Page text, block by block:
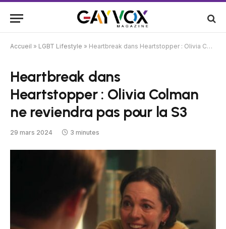
Accueil » LGBT Lifestyle » Heartbreak dans Heartstopper : Olivia Colman ne reviendra pas pour la S3
Heartbreak dans
Heartstopper : Olivia Colman
ne reviendra pas pour la S3
29 mars 2024 3 minutes